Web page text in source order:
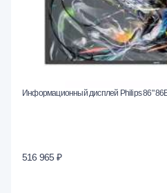
Информационный дисплей Philips 86"
516 965 ₽